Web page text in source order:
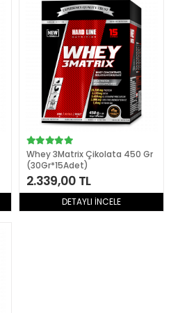
Whey 3Matrix Çikolata 450 Gr
(30Gr*15Adet)
2.339,00 TL
DETAYLI İNCELE